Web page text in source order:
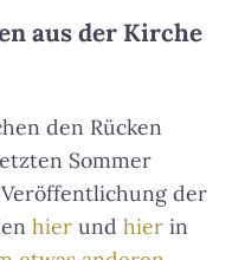
aus der Kirche
den Rücken
Sommer
der
hier und hier in